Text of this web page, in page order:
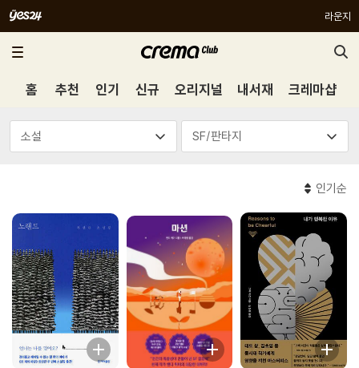
라운지
홈 추천 인기 신규 오리지널 내서재 크레마샵
인기순